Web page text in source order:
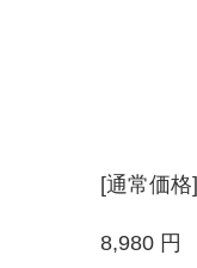
[通常価格]
8,980 円